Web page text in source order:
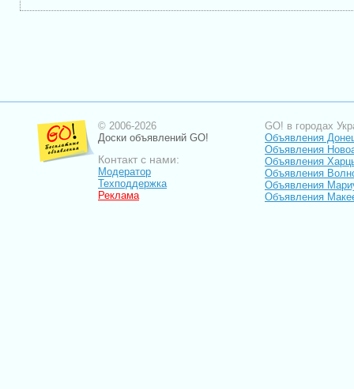
© 2006-2026
Доски объявлений GO!
Контакт с нами:
Модератор
Техподдержка
Реклама
GO! в городах
Объявления
Объявления
Объявления
Объявления
Объявления
Объявления